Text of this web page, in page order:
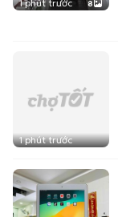
1 phút trước 8
1 phút trước